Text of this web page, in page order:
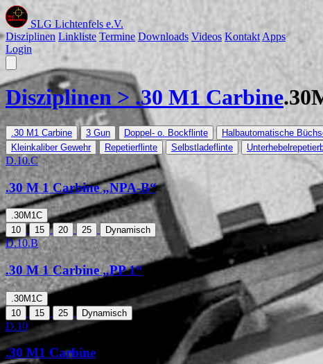
SLG Lichtenfels e.V.
Disziplinen Linkliste Termine Downloads Videos Kontakt Apps
Login
Disziplinen >.30 M1 Carbine
.30 M1 Carbine 3 Gun Doppel- o. Bockflinte Halbautomatische
Kleinkaliber Gewehr
Repetierflinte Selbstladeflinte
D.10.C
.30 M 1 Carbine „NPA-B“
.30M1C
10
15 20 25 Dynamisch
D.10.B
.30 M 1 Carbine „PP 1“
.30M1C
10
15 25 Dynamisch
D.10
.30 M1 Carbine